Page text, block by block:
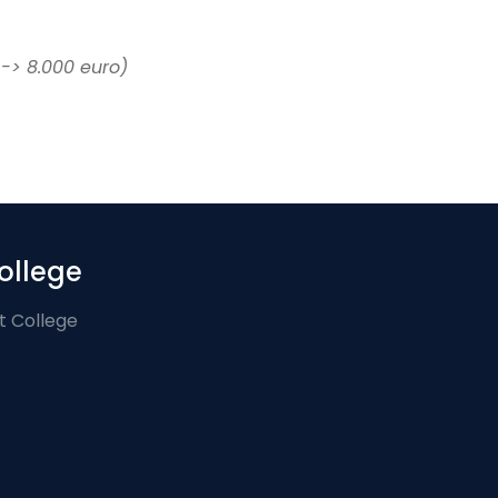
8.000 euro)
College